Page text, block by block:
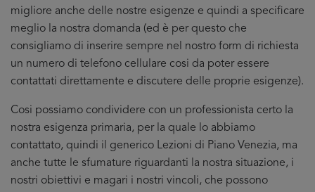
migliore anche delle nostre esigenze e quindi a specificare
meglio la nostra domanda (ed è per questo che
consigliamo di inserire sempre nel nostro form di richiesta
un numero di telefono cellulare cosi da poter essere
contattati direttamente e discutere delle proprie esigenze).
Cosi possiamo condividere con un professionista certo la
nostra esigenza primaria, per la quale lo abbiamo
contattato, quindi il generico Lezioni di Piano Venezia, ma
anche tutte le sfumature riguardanti la nostra situazione, i
nostri obiettivi e magari i nostri vincoli, che possono